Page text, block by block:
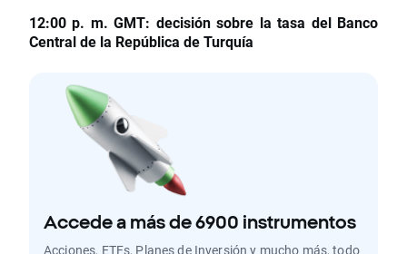
12:00 p. m. GMT: decisión sobre la tasa del Banco
Central de la República de Turquía
Accede a más de 6900 instrumentos
Acciones, ETFs, Planes de Inversión y mucho más, todo